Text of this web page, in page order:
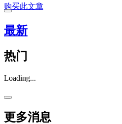
购买此文章
最新
热门
Loading...
更多消息